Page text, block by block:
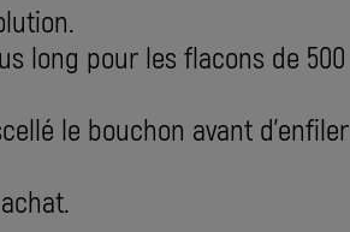
long pour les flacons de 500
le bouchon avant d'enfiler